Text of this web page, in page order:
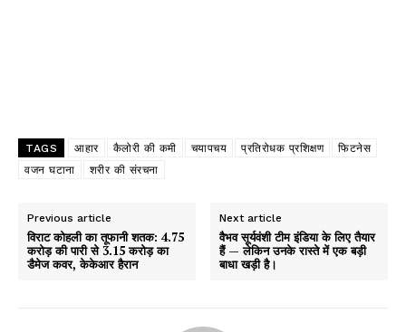
TAGS आहार कैलोरी की कमी चयापचय प्रतिरोधक प्रशिक्षण
फिटनेस
वजन घटाना
शरीर की संरचना
Previous article
विराट कोहली का तूफानी शतक: 4.75
करोड़ की पारी से 3.15 करोड़ का
डैमेज कवर, केकेआर हैरान
Next article
वैभव सूर्यवंशी टीम इंडिया के लिए तैयार
हैं — लेकिन उनके रास्ते में एक बड़ी
बाधा खड़ी है।